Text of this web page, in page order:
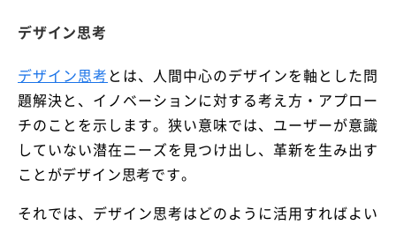
デザイン思考
デザイン思考 とは、人間中心のデザインを軸とした問
題解決と、イノベーションに対する考え方・アプロー
チのことを示します。狭い意味では、ユーザーが意識
していない潜在ニーズを見つけ出し、革新を生み出す
ことがデザイン思考です。
それでは、デザイン思考はどのように活用すればよい